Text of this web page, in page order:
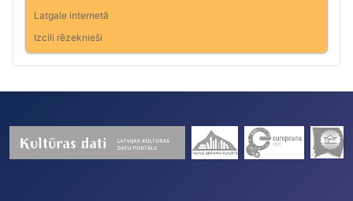
Latgale internetā
Izcili rēzeknieši